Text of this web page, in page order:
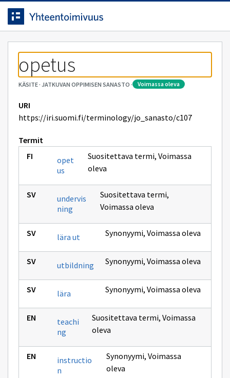
Siirrytty
sivulle
Siirry suoraan sisältöön.
opetus
KÄSITE· JATKUVAN OPPIMISEN SANASTO · voimassa oleva
URI
https://iri.suomi.fi/terminology/jo_sanasto/c107
Termit
opet
us
Suositettava termi, Voimassa
oleva
undervis
ning
Suositettava termi,
Voimassa oleva
lära ut Synonyymi, Voimassa oleva
utbildning Synonyymi, Voimassa oleva
lära Synonyymi, Voimassa oleva
teachi
ng
Suositettava termi,Voimassa
oleva
instructio
n
Synonyymi, Voimassa
oleva